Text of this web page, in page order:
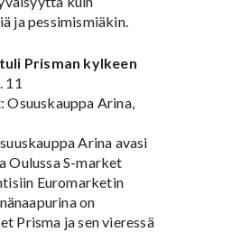
ja pessimismiäkin.
Prisman kylkeen
11
Osuuskauppa Arina,
Arina avasi
Oulussa S-market
Euromarketin
on
Prisma ja sen vieressä